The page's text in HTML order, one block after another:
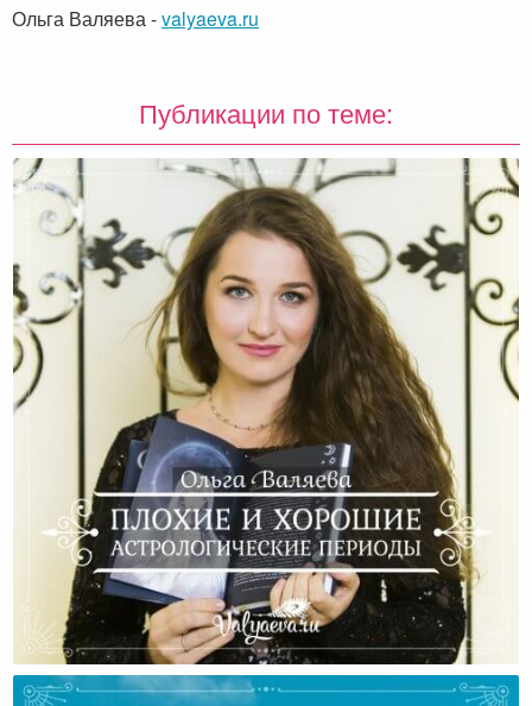
Ольга Валяева-valyaeva.ru
Публикации по теме:
Плохие И Хорошие Астрологические Периоды